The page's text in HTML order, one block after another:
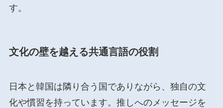
す。
文化の壁を越える共通言語の役割
日本と韓国は隣り合う国でありながら、独自の文
化や慣習を持っています。推しへのメッセージを